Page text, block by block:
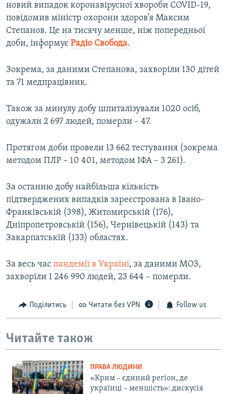
новий випадок коронавірусної хвороби COVID-19,
повідомив міністр охорони здоров’я Максим
Степанов. Це на тисячу менше, ніж попередньої
доби, інформує Радіо Свобода.
Зокрема, за даними Степанова, захворіли 130 дітей
та 71 медпрацівник.
Також за минулу добу шпиталізували 1020 осіб,
одужали 2 697 людей, померли – 47.
Протягом доби провели 13 662 тестування (зокрема
методом ПЛР – 10 401, методом ІФА – 3 261).
За останню добу найбільша кількість
підтверджених випадків зареєстрована в Івано-
Франківській (398), Житомирській (176),
Дніпропетровській (156), Чернівецькій (143) та
Закарпатській (133) областях.
За весь час пандемії в Україні, за даними МОЗ,
захворіли 1 246 990 людей, 23 644 – померли.
Поділитись Читати без VPN Follow us
Читайте також
ПРАВА ЛЮДИНИ
«Крим – єдиний регіон, де
українці – меншість»: дискусія